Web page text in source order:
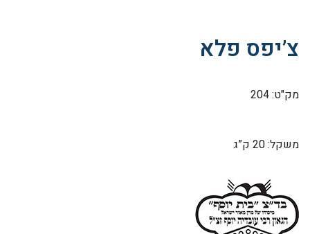
צ’יפס פלא
מק"ט: 204
משקל: 20 ק”ג